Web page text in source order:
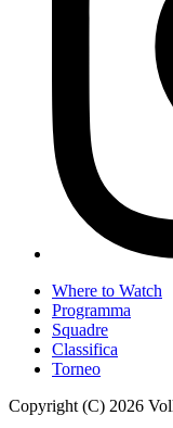
Where to Watch
Programma
Squadre
Classifica
Torneo
Copyright (C) 2026